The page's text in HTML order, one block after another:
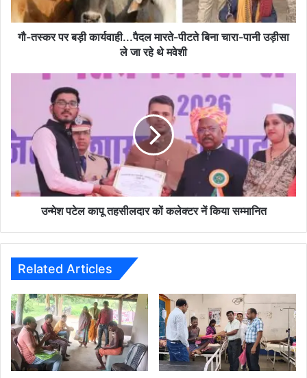
चारा-
पानी
गौ-तस्कर पर बड़ी कार्यवाही...पैदल मारते-पीटते बिना चारा-पानी उड़ीसा
ले जा रहे थे मवेशी
तहसीलदार
कों
कलेक्टर
नें
सम्मानित
उन्मेश पटेल कापू तहसीलदार कों कलेक्टर नें किया सम्मानित
Related Articles